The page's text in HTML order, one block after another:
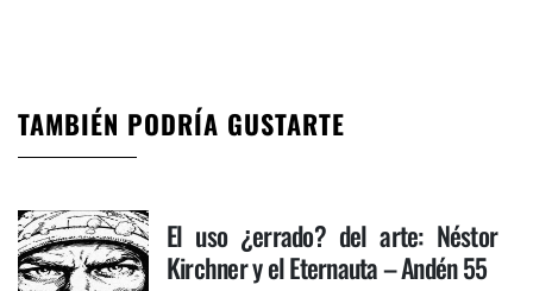
TAMBIÉN PODRÍA GUSTARTE
El uso ¿errado? del arte: Néstor
Kirchner y el Eternauta – Andén 55